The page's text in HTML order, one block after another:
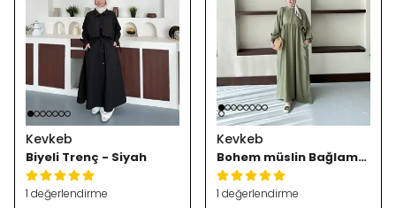
Kevkeb
Biyeli Trenç - Siyah
1 değerlendirme
Kevkeb
Bohem müslin Bağlamalı Elbise
1 değerlendirme